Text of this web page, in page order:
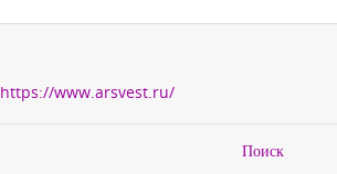
https://www.arsvest.ru/
Поиск